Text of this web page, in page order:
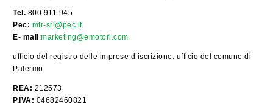
Tel. 800.911.945
Pec: mtr-srl@pec.it
E- mail :marketing@emotori.com
ufficio del registro delle imprese d’iscrizione: ufficio del comune di
Palermo
REA: 212573
P.IVA: 04682460821